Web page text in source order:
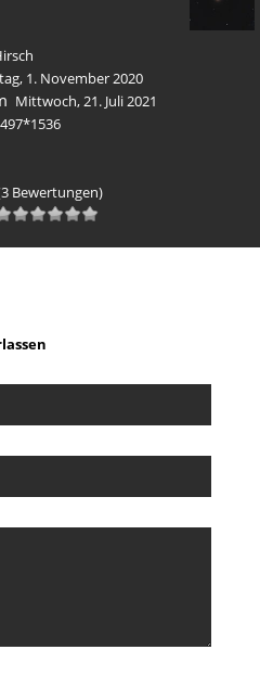
1. November 2020
Mittwoch, 21. Juli 2021
Bewertungen)